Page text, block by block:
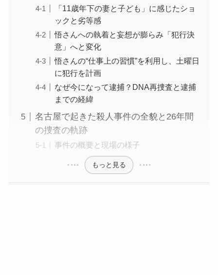
「11歳年下の妻と子ども」に感じたショ
ックと劣等感
悟さんへの執着と妄想が膨らみ「犯行決
意」へと変化
悟さんの“仕事上の習慣”を利用し、土曜日
に犯行を計画
なぜ今になって逮捕？DNA再捜査と逮捕
までの経緯
名古屋で起きた殺人事件の全貌と26年間
の捜査の軌跡
事件の概要と現場の様子
もっと見る